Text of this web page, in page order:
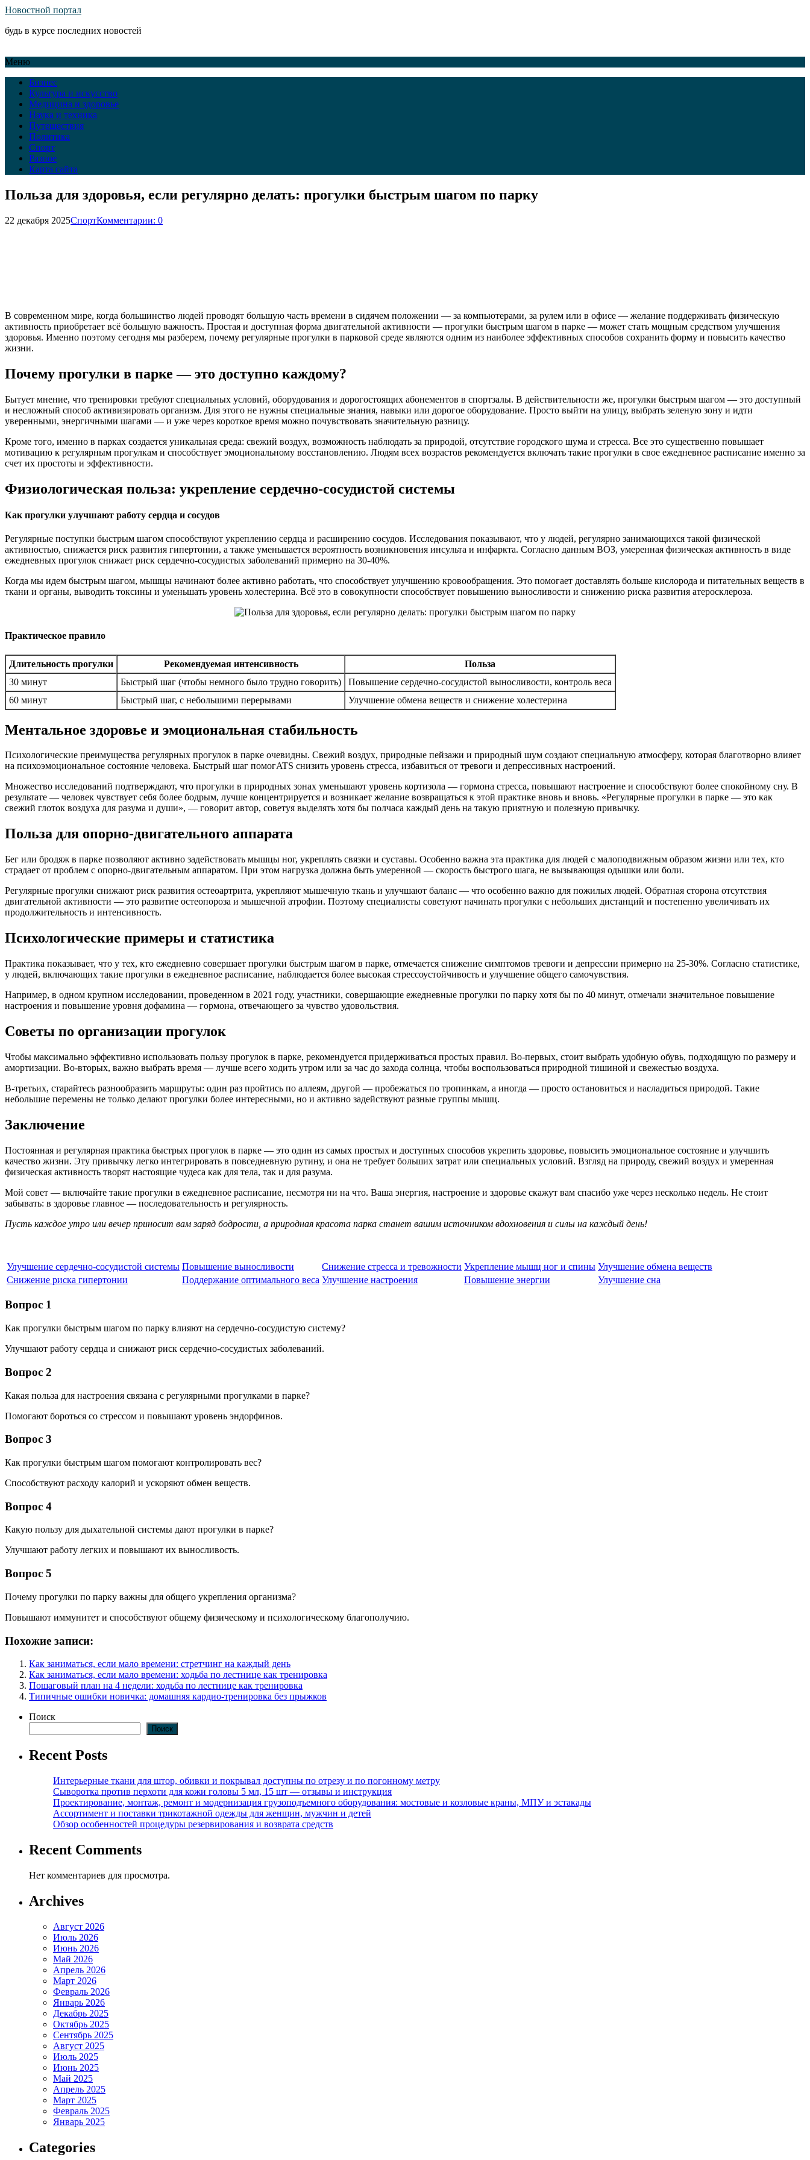
Новостной портал
будь в курсе последних новостей
Меню
Бизнес
Культура и искусство
Медицина и здоровье
Наука и техника
Путешествия
Политика
Спорт
Разное
Карта сайта
Польза для здоровья, если регулярно делать: прогулки быстрым шагом по парку
22 декабря 2025СпортКомментарии: 0
В современном мире, когда большинство людей проводят большую часть времени в сидячем положении — за компьютерами, за рулем или в офисе — желание поддерживать физическую
активность приобретает всё большую важность. Простая и доступная форма двигательной активности — прогулки быстрым шагом в парке — может стать мощным средством улучшения
здоровья. Именно поэтому сегодня мы разберем, почему регулярные прогулки в парковой среде являются одним из наиболее эффективных способов сохранить форму и повысить качество
жизни.
Почему прогулки в парке — это доступно каждому?
Бытует мнение, что тренировки требуют специальных условий, оборудования и дорогостоящих абонементов в спортзалы. В действительности же, прогулки быстрым шагом — это доступный
и несложный способ активизировать организм. Для этого не нужны специальные знания, навыки или дорогое оборудование. Просто выйти на улицу, выбрать зеленую зону и идти
уверенными, энергичными шагами — и уже через короткое время можно почувствовать значительную разницу.
Кроме того, именно в парках создается уникальная среда: свежий воздух, возможность наблюдать за природой, отсутствие городского шума и стресса. Все это существенно повышает
мотивацию к регулярным прогулкам и способствует эмоциональному восстановлению. Людям всех возрастов рекомендуется включать такие прогулки в свое ежедневное расписание именно за
счет их простоты и эффективности.
Физиологическая польза: укрепление сердечно-сосудистой системы
Как прогулки улучшают работу сердца и сосудов
Регулярные поступки быстрым шагом способствуют укреплению сердца и расширению сосудов. Исследования показывают, что у людей, регулярно занимающихся такой физической
активностью, снижается риск развития гипертонии, а также уменьшается вероятность возникновения инсульта и инфаркта. Согласно данным ВОЗ, умеренная физическая активность в виде
ежедневных прогулок снижает риск сердечно-сосудистых заболеваний примерно на 30-40%.
Когда мы идем быстрым шагом, мышцы начинают более активно работать, что способствует улучшению кровообращения. Это помогает доставлять больше кислорода и питательных веществ в
ткани и органы, выводить токсины и уменьшать уровень холестерина. Всё это в совокупности способствует повышению выносливости и снижению риска развития атеросклероза.
Практическое правило
Длительность прогулки Рекомендуемая интенсивность
Польза
30 минут
Быстрый шаг (чтобы немного было трудно говорить)
Повышение сердечно-сосудистой выносливости, контроль веса
60 минут
Быстрый шаг, с небольшими перерывами Улучшение обмена веществ и снижение холестерина
Ментальное здоровье и эмоциональная стабильность
Психологические преимущества регулярных прогулок в парке очевидны. Свежий воздух, природные пейзажи и природный шум создают специальную атмосферу, которая благотворно влияет
на психоэмоциональное состояние человека. Быстрый шаг помогATS снизить уровень стресса, избавиться от тревоги и депрессивных настроений.
Множество исследований подтверждают, что прогулки в природных зонах уменьшают уровень кортизола — гормона стресса, повышают настроение и способствуют более спокойному сну. В
результате — человек чувствует себя более бодрым, лучше концентрируется и возникает желание возвращаться к этой практике вновь и вновь. «Регулярные прогулки в парке — это как
свежий глоток воздуха для разума и души», — говорит автор, советуя выделять хотя бы полчаса каждый день на такую приятную и полезную привычку.
Польза для опорно-двигательного аппарата
Бег или бродяж в парке позволяют активно задействовать мышцы ног, укреплять связки и суставы. Особенно важна эта практика для людей с малоподвижным образом жизни или тех, кто
страдает от проблем с опорно-двигательным аппаратом. При этом нагрузка должна быть умеренной — скорость быстрого шага, не вызывающая одышки или боли.
Регулярные прогулки снижают риск развития остеоартрита, укрепляют мышечную ткань и улучшают баланс — что особенно важно для пожилых людей. Обратная сторона отсутствия
двигательной активности — это развитие остеопороза и мышечной атрофии. Поэтому специалисты советуют начинать прогулки с небольших дистанций и постепенно увеличивать их
продолжительность и интенсивность.
Психологические примеры и статистика
Практика показывает, что у тех, кто ежедневно совершает прогулки быстрым шагом в парке, отмечается снижение симптомов тревоги и депрессии примерно на 25-30%. Согласно статистике,
у людей, включающих такие прогулки в ежедневное расписание, наблюдается более высокая стрессоустойчивость и улучшение общего самочувствия.
Например, в одном крупном исследовании, проведенном в 2021 году, участники, совершающие ежедневные прогулки по парку хотя бы по 40 минут, отмечали значительное повышение
настроения и повышение уровня дофамина — гормона, отвечающего за чувство удовольствия.
Советы по организации прогулок
Чтобы максимально эффективно использовать пользу прогулок в парке, рекомендуется придерживаться простых правил. Во-первых, стоит выбрать удобную обувь, подходящую по размеру и
амортизации. Во-вторых, важно выбрать время — лучше всего ходить утром или за час до захода солнца, чтобы воспользоваться природной тишиной и свежестью воздуха.
В-третьих, старайтесь разнообразить маршруты: один раз пройтись по аллеям, другой — пробежаться по тропинкам, а иногда — просто остановиться и насладиться природой. Такие
небольшие перемены не только делают прогулки более интересными, но и активно задействуют разные группы мышц.
Заключение
Постоянная и регулярная практика быстрых прогулок в парке — это один из самых простых и доступных способов укрепить здоровье, повысить эмоциональное состояние и улучшить
качество жизни. Эту привычку легко интегрировать в повседневную рутину, и она не требует больших затрат или специальных условий. Взгляд на природу, свежий воздух и умеренная
физическая активность творят настоящие чудеса как для тела, так и для разума.
Мой совет — включайте такие прогулки в ежедневное расписание, несмотря ни на что. Ваша энергия, настроение и здоровье скажут вам спасибо уже через несколько недель. Не стоит
забывать: в здоровье главное — последовательность и регулярность.
Пусть каждое утро или вечер приносит вам заряд бодрости, а природная красота парка станет вашим источником вдохновения и силы на каждый день!
Улучшение сердечно-сосудистой системы Повышение выносливости Снижение стресса и тревожности Укрепление мышц ног и спины Улучшение обмена веществ
Снижение риска гипертонии
Поддержание оптимального веса Улучшение настроения Повышение энергии Улучшение сна
Вопрос 1
Как прогулки быстрым шагом по парку влияют на сердечно-сосудистую систему?
Улучшают работу сердца и снижают риск сердечно-сосудистых заболеваний.
Вопрос 2
Какая польза для настроения связана с регулярными прогулками в парке?
Помогают бороться со стрессом и повышают уровень эндорфинов.
Вопрос 3
Как прогулки быстрым шагом помогают контролировать вес?
Способствуют расходу калорий и ускоряют обмен веществ.
Вопрос 4
Какую пользу для дыхательной системы дают прогулки в парке?
Улучшают работу легких и повышают их выносливость.
Вопрос 5
Почему прогулки по парку важны для общего укрепления организма?
Повышают иммунитет и способствуют общему физическому и психологическому благополучию.
Похожие записи:
Как заниматься, если мало времени: стретчинг на каждый день
Как заниматься, если мало времени: ходьба по лестнице как тренировка
Пошаговый план на 4 недели: ходьба по лестнице как тренировка
Типичные ошибки новичка: домашняя кардио-тренировка без прыжков
Поиск
Поиск
Recent Posts
Интерьерные ткани для штор, обивки и покрывал доступны по отрезу и по погонному метру
Сыворотка против перхоти для кожи головы 5 мл, 15 шт — отзывы и инструкция
Проектирование, монтаж, ремонт и модернизация грузоподъемного оборудования: мостовые и козловые краны, МПУ и эстакады
Ассортимент и поставки трикотажной одежды для женщин, мужчин и детей
Обзор особенностей процедуры резервирования и возврата средств
Recent Comments
Нет комментариев для просмотра.
Archives
Август 2026
Июль 2026
Июнь 2026
Май 2026
Апрель 2026
Март 2026
Февраль 2026
Январь 2026
Декабрь 2025
Октябрь 2025
Сентябрь 2025
Август 2025
Июль 2025
Июнь 2025
Май 2025
Апрель 2025
Март 2025
Февраль 2025
Январь 2025
Categories